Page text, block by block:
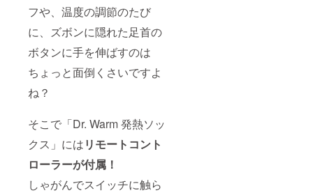
フや、温度の調節のたび
に、ズボンに隠れた足首の
ボタンに手を伸ばすのは
ちょっと面倒くさいですよ
ね？
そこで「Dr. Warm 発熱ソッ
クス」にはリモートコント
ローラーが付属！
しゃがんでスイッチに触ら